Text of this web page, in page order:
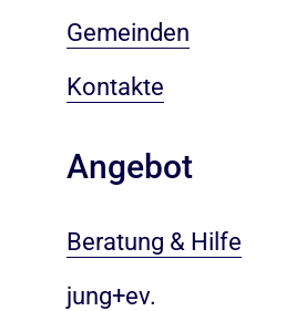
Gemeinden
Kontakte
Angebot
Beratung & Hilfe
jung+ev.